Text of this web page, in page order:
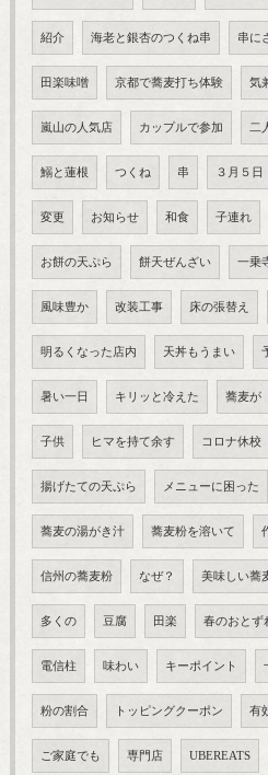
紹介 海老と銀杏のつくね串 串に
田楽味噌 京都で蕎麦打ち体験 気
嵐山の人気店 カップルで参加 二
鰯と蓮根 つくね 串 ３月５日
変更 お知らせ 和食 子連れ
お餅の天ぷら 餅天ぜんざい 一乗
風味豊か 改装工事 床の張替え
明るくなった店内 天丼もうまい
暑い一日 キリッと冷えた 蕎麦が
子供 ヒマを持て余す コロナ休校
揚げたての天ぷら メニューに困った
蕎麦の湯がき汁 蕎麦粉を溶いて
信州の蕎麦粉 なぜ？ 美味しい蕎
多くの 豆腐 田楽 春のおとず
電信柱 味わい キーポイント
粉の割合 トッピングクーポン 有
ご家庭でも 専門店 UBEREATS